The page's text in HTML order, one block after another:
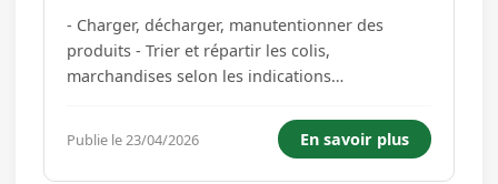
- Charger, décharger, manutentionner des
produits - Trier et répartir les colis,
marchandises selon les indications
sur palettes - Filmage- Faire preuve de rigueur
et de précision - S'adapter aux changements...
Publie le 23/04/2026 En savoir plus